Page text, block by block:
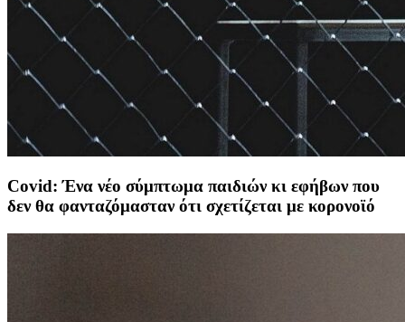
Covid: Ένα νέο σύμπτωμα παιδιών κι εφήβων που
δεν θα φανταζόμασταν ότι σχετίζεται με κορονοϊό